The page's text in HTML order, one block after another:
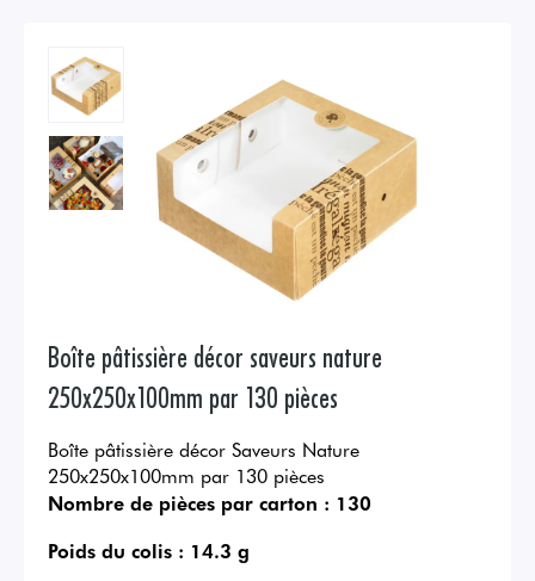
Boîte pâtissière décor saveurs nature
250x250x100mm par 130 pièces
Boîte pâtissière décor Saveurs Nature
250x250x100mm par 130 pièces
Nombre de pièces par carton : 130
Poids du colis : 14.3 g